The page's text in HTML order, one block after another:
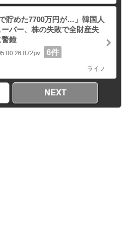
貯めた7700万円が…」韓国人
バー、株の失敗で全財産失
警鐘
00:26 872pv 6件
ライフ
NEXT